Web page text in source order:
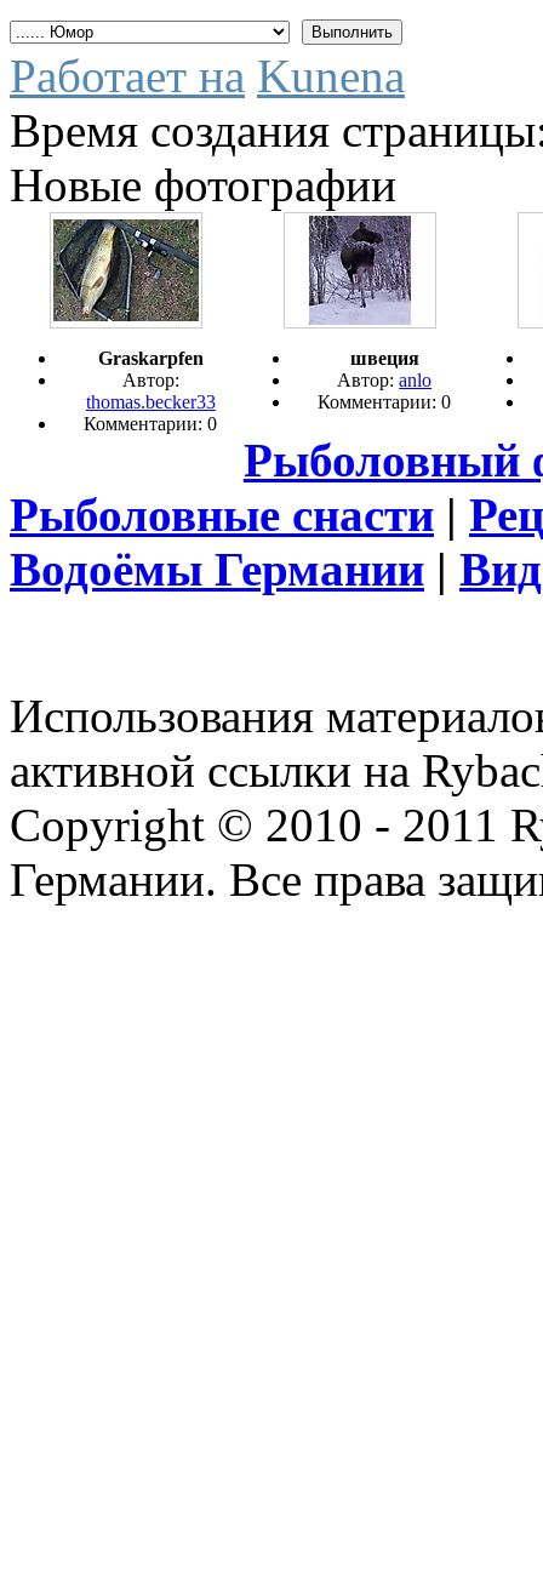
Работает на Kunena
Время создания
Новые фотографии
Graskarpfen
Автор:
thomas.becker33
Комментарии: 0
швеция
Автор:anlo
Комментарии: 0
Рыболовный
Рыболовные снасти |
Водоёмы Германии |
Использования
активной ссылки на
Copyright © 2010 - 2011
Германии. Все права